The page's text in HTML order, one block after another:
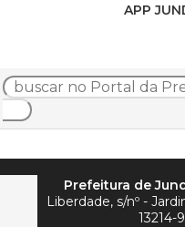
APP
Prefeitura de
Liberdade, s/nº -
13214-